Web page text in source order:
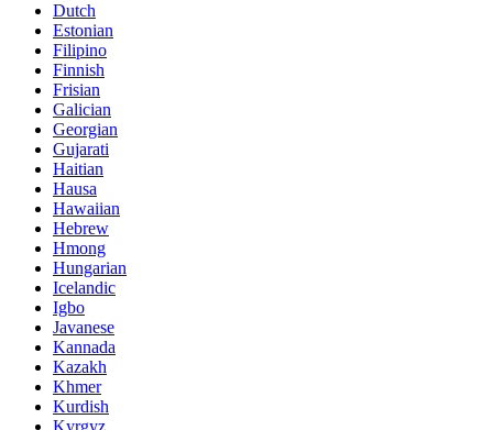
Dutch
Estonian
Filipino
Finnish
Frisian
Galician
Georgian
Gujarati
Haitian
Hausa
Hawaiian
Hebrew
Hmong
Hungarian
Icelandic
Igbo
Javanese
Kannada
Kazakh
Khmer
Kurdish
Kyrgyz